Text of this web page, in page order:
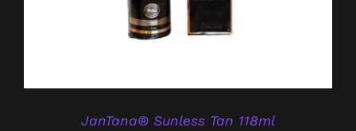
JanTana® Sunless Tan 118ml